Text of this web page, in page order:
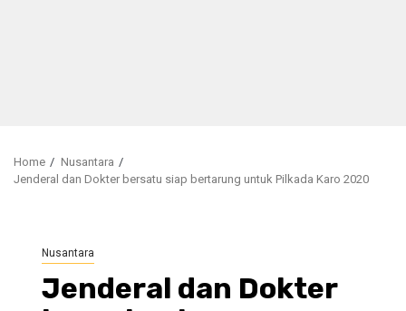
Home
Nusantara
Jenderal dan Dokter bersatu siap bertarung untuk Pilkada Karo 2020
Nusantara
Jenderal dan Dokter